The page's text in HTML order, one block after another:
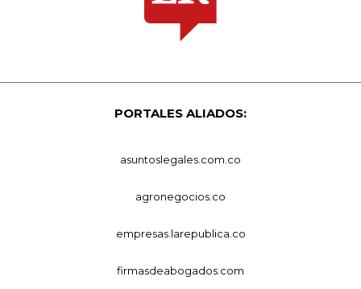
PORTALES ALIADOS:
asuntoslegales.com.co
agronegocios.co
empresas.larepublica.co
firmasdeabogados.com